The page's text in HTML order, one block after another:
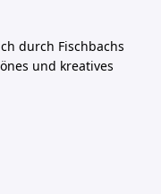
durch Fischbachs
und kreatives